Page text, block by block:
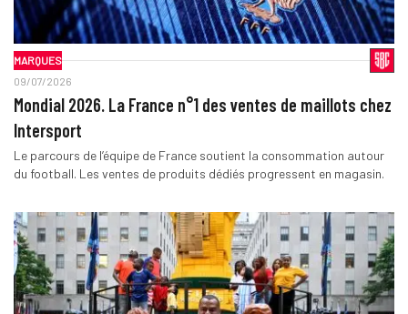
MARQUES
09/07/2026
Mondial 2026. La France n°1 des ventes de maillots chez
Intersport
Le parcours de l’équipe de France soutient la consommation autour
du football. Les ventes de produits dédiés progressent en magasin.